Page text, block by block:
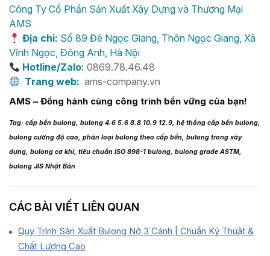
Công Ty Cổ Phần Sản Xuất Xây Dựng và Thương Mại
AMS
Địa chỉ: Số 89 Đê Ngọc Giang, Thôn Ngọc Giang, Xã
Vĩnh Ngọc, Đông Anh, Hà Nội
Hotline/Zalo: 0869.78.46.48
Trang web: ams-company.vn
AMS – Đồng hành cùng công trình bền vững của bạn!
Tag: cấp bền bulong, bulong 4.6 5.6 8.8 10.9 12.9, hệ thống cấp bền bulong,
bulong cường độ cao, phân loại bulong theo cấp bền, bulong trong xây
dựng, bulong cơ khí, tiêu chuẩn ISO 898-1 bulong, bulong grade ASTM,
bulong JIS Nhật Bản
CÁC BÀI VIẾT LIÊN QUAN
Quy Trình Sản Xuất Bulong Nở 3 Cánh | Chuẩn Kỹ Thuật &
Chất Lượng Cao